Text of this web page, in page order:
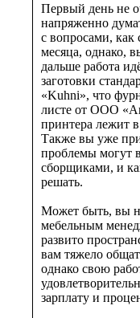
Первый день не
напряженно
с вопросами, как
месяца, однако,
дальше работа
заготовки
«Kuhni», что
листе от ООО
принтера лежит
Также вы уже
проблемы могут
сборщиками, и
решать.
Может быть, вы
мебельным
развито
вам тяжело
однако свою
зарплату и